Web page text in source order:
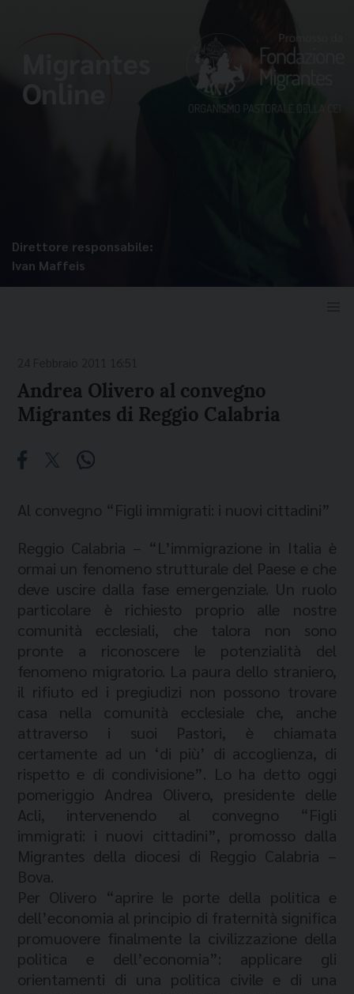
Direttore responsabile:
Ivan Maffeis
Andrea Olivero al convegno
Migrantes di Reggio Calabria
Al convegno “Figli immigrati: i nuovi cittadini”
Reggio Calabria – “L’immigrazione in Italia è
ormai un fenomeno strutturale del Paese e che
deve uscire dalla fase emergenziale. Un ruolo
particolare è richiesto proprio alle nostre
comunità ecclesiali, che talora non sono
pronte a riconoscere le potenzialità del
fenomeno migratorio. La paura dello straniero,
il rifiuto ed i pregiudizi non possono trovare
casa nella comunità ecclesiale che, anche
attraverso i suoi Pastori, è chiamata
certamente ad un ‘di più’ di accoglienza, di
rispetto e di condivisione”. Lo ha detto oggi
pomeriggio Andrea Olivero, presidente delle
Acli, intervenendo al convegno “Figli
immigrati: i nuovi cittadini”, promosso dalla
Migrantes della diocesi di Reggio Calabria –
Bova.
Per Olivero “aprire le porte della politica e
dell’economia al principio di fraternità significa
promuovere finalmente la civilizzazione della
politica e dell’economia”: applicare gli
orientamenti di una politica civile e di una